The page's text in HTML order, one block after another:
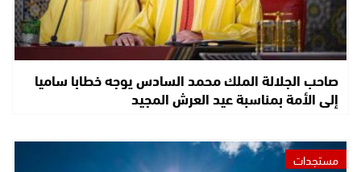
صاحب الجلالة الملك محمد السادس يوجه خطابا ساميا
إلى الأمة بمناسبة عيد العرش المجيد
مستجدات